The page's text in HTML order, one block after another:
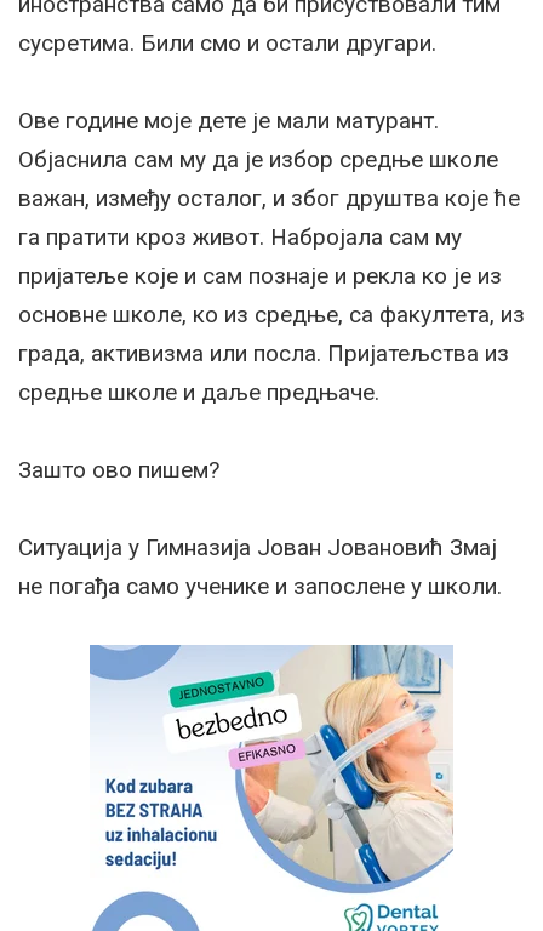
сусретима. Били смо и остали другари.
Ове године моје дете је мали матурант.
Објаснила сам му да је избор средње школе
важан, између осталог, и због друштва које ће
га пратити кроз живот. Набројала сам му
пријатеље које и сам познаје и рекла ко је из
основне школе, ко из средње, са факултета, из
града, активизма или посла. Пријатељства из
средње школе и даље предњаче.
Зашто ово пишем?
Ситуација у Гимназија Јован Јовановић Змај
не погађа само ученике и запослене у школи.